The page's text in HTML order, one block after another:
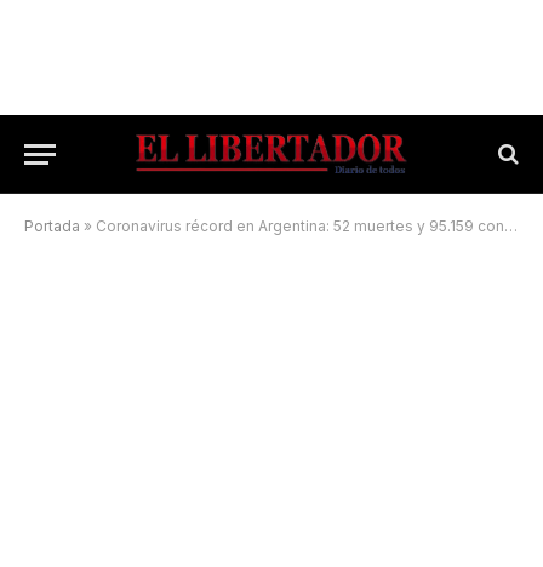
Portada » Coronavirus récord en Argentina: 52 muertes y 95.159 contagios en las últimas 24 horas